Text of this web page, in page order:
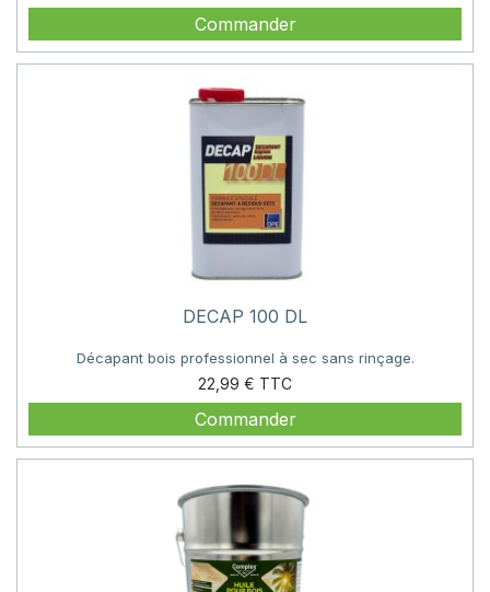
Commander
DECAP 100 DL
Décapant bois professionnel à sec sans rinçage.
22,99 €
Prix
Commander